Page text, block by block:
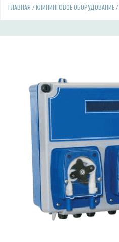
ГЛАВНАЯ /КЛИНИНГОВОЕ ОБОРУДОВАНИЕ/